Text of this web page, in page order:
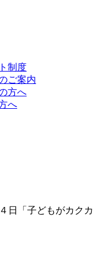
制度
ご案内
方へ
へ
日「子どもがカクカ